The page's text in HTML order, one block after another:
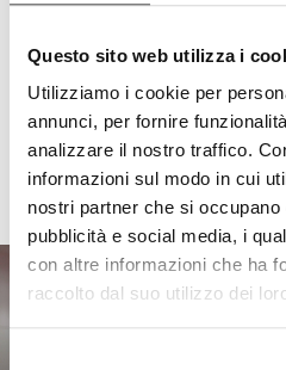
Questo sito web utilizza i
Utilizziamo i cookie per
annunci, per fornire
analizzare il nostro traffico.
informazioni sul modo in cui
nostri partner che si occupano
pubblicità e social media, i
con altre informazioni che ha
raccolto dal suo utilizzo dei
LUCIANO PASTORIO